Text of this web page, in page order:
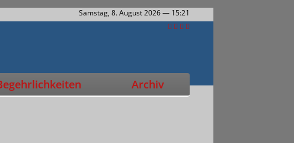
Samstag, 8. August 2026— 15:21
Archiv